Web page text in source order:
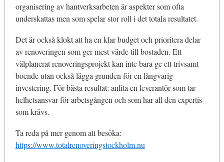
organisering av hantverksarbeten är aspekter som ofta
underskattas men som spelar stor roll i det totala resultatet.
Det är också klokt att ha en klar budget och prioritera delar
av renoveringen som ger mest värde till bostaden. Ett
välplanerat renoveringsprojekt kan inte bara ge ett trivsamt
boende utan också lägga grunden för en långvarig
investering. För bästa resultat: anlita en leverantör som tar
helhetsansvar för arbetsgången och som har all den expertis
som krävs.
Ta reda på mer genom att besöka:
https://www.totalrenoveringstockholm.nu